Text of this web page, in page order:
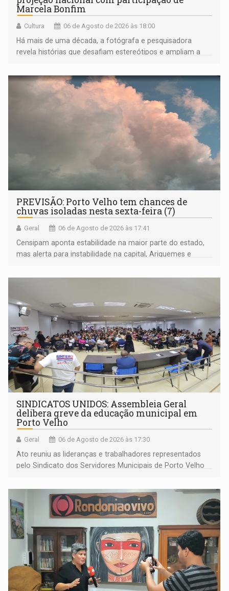
Marcela Bonfim
Cultura 06 de Agosto de 2026 às 18:00
Há mais de uma década, a fotógrafa e pesquisadora
revela histórias que desafiam estereótipos e ampliam a
negras
PREVISÃO: Porto Velho tem chances de
chuvas isoladas nesta sexta-feira (7)
Geral 06 de Agosto de 2026 às 17:41
Censipam aponta estabilidade na maior parte do estado,
mas alerta para instabilidade na capital, Ariquemes e
SINDICATOS UNIDOS: Assembleia Geral
delibera greve da educação municipal em
Porto Velho
Geral 06 de Agosto de 2026 às 17:30
Ato reuniu as lideranças e trabalhadores representados
pelo Sindicato dos Servidores Municipais de Porto Velho